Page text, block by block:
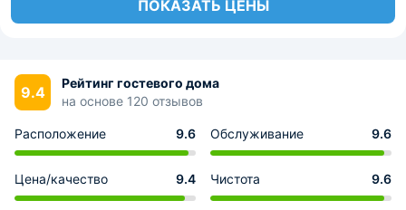
ПОКАЗАТЬ ЦЕНЫ
9.4
Рейтинг гостевого дома
на основе 120 отзывов
Расположение 9.6 Обслуживание 9.6
Цена/качество 9.4 Чистота 9.6